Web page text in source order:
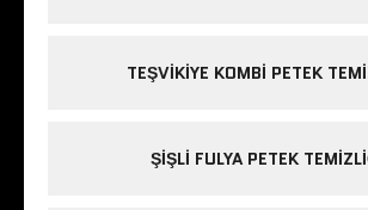
TEŞVIKIYE KOMBI PETEK
ŞIŞLI FULYA PETEK